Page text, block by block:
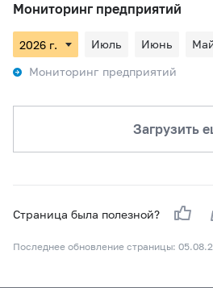
Мониторинг предприятий
Июль Июнь
Мониторинг предприятий
Загрузить
Страница была полезной?
Последнее обновление страницы: